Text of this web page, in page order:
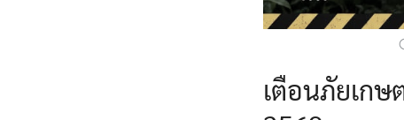
เตือนภัยเก